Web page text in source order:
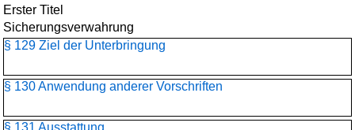
Erster Titel
Sicherungsverwahrung
§ 129 Ziel der Unterbringung
§ 130 Anwendung anderer Vorschriften
§ 131 Ausstattung